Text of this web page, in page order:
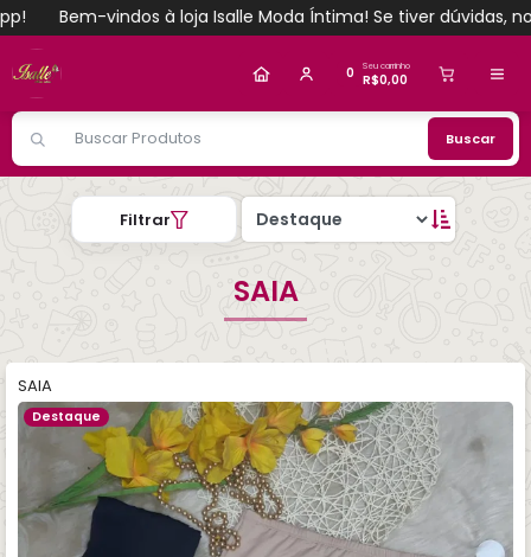
Bem-vindos à loja Isalle Moda Íntima! Se tiver dúvidas, nos
0 Seu carrinho
R$0,00
Buscar
Filtrar
SAIA
SAIA
Destaque
Alguém de Parauapebas - PAcomprouCALEÇON
COTON algodão(cotton peletizado) com renda.
Pedido de R$ 2.557,74